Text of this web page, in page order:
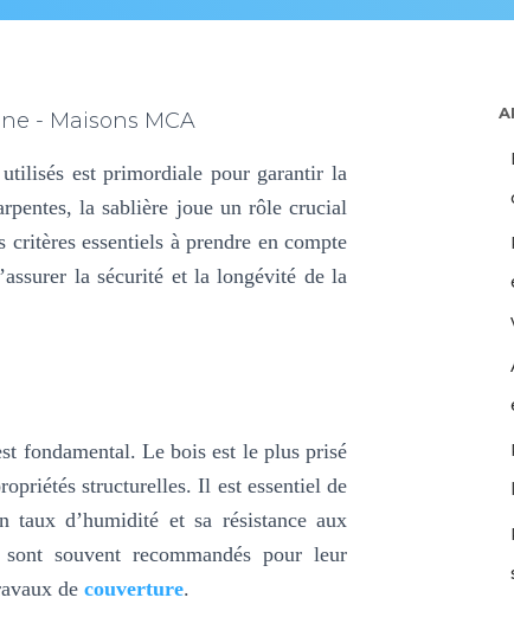
est primordiale pour garantir la
la sablière joue un rôle crucial
essentiels à prendre en compte
la sécurité et la longévité de la
fondamental. Le bois est le plus prisé
structurelles. Il est essentiel de
d’humidité et sa résistance aux
souvent recommandés pour leur
de couverture.